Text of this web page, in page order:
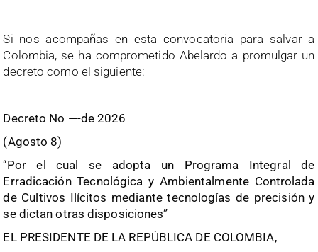
Si nos acompañas en esta convocatoria para salvar a
Colombia, se ha comprometido Abelardo a promulgar un
decreto como el siguiente:
Decreto No —-de 2026
(Agosto 8)
“Por el cual se adopta un Programa Integral de
Erradicación Tecnológica y Ambientalmente Controlada
de Cultivos Ilícitos mediante tecnologías de precisión y
se dictan otras disposiciones”
EL PRESIDENTE DE LA REPÚBLICA DE COLOMBIA,